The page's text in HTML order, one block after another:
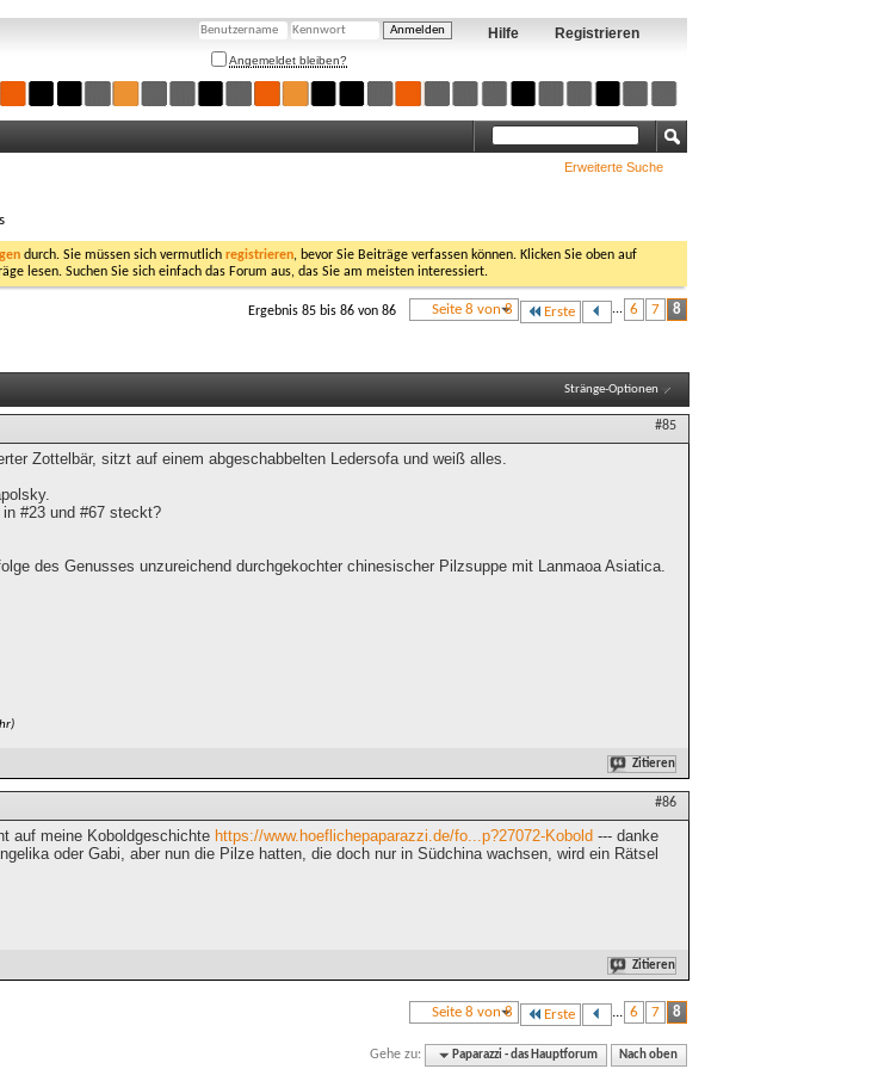
Registrieren
Hilfe
Angemeldet bleiben?
Erweiterte Suche
durch. Sie müssen sich vermutlich registrieren, bevor Sie Beiträge verfassen können. Klicken Sie oben auf
lesen. Suchen Sie sich einfach das Forum aus, das Sie am meisten interessiert.
Seite 8 von 8 Erste ... 6 7 8
Ergebnis 85 bis 86 von 86
Stränge-Optionen
#85
Zottelbär, sitzt auf einem abgeschabbelten Ledersofa und weiß alles.
#23 und #67 steckt?
des Genusses unzureichend durchgekochter chinesischer Pilzsuppe mit Lanmaoa Asiatica.
Zitieren
#86
auf meine Koboldgeschichte https://www.hoeflichepaparazzi.de/fo...p?27072-Kobold --- danke
oder Gabi, aber nun die Pilze hatten, die doch nur in Südchina wachsen, wird ein Rätsel
Zitieren
Seite 8 von 8 Erste ... 6 7 8
Gehe zu: Paparazzi - das Hauptforum Nach oben